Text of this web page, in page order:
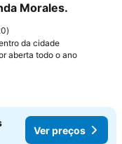
aos favoritos
Morales.
da cidade
aberta todo o anoVer
Ver preços